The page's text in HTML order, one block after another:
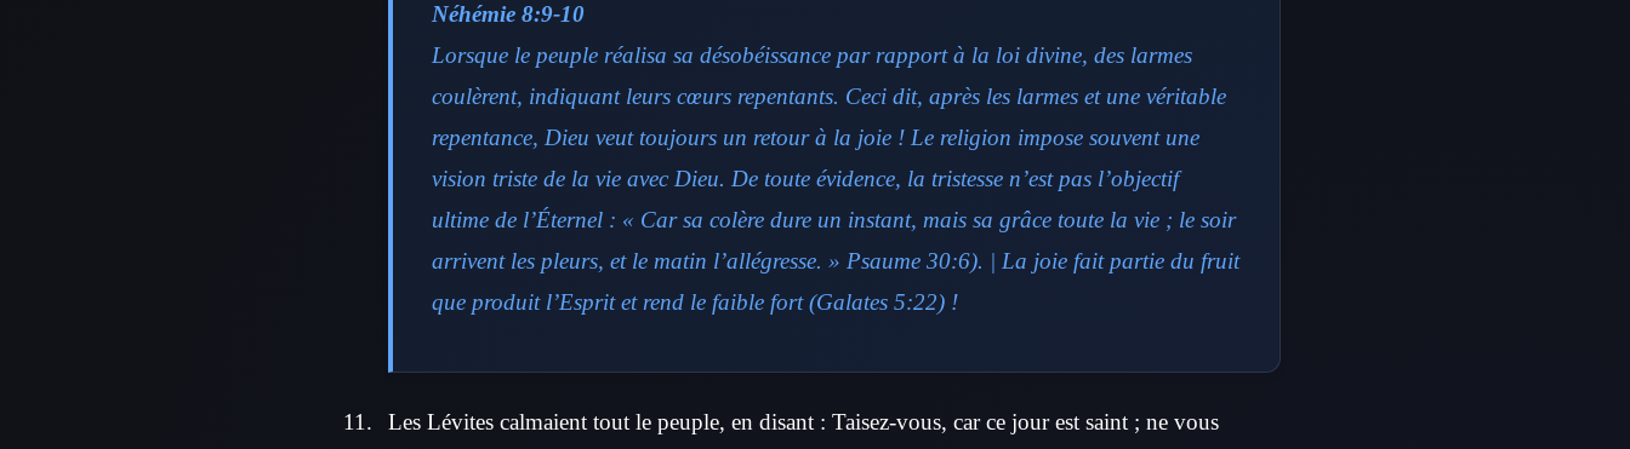
Néhémie 8:9-10
Lorsque le peuple réalisa sa désobéissance par rapport à la loi divine, des larmes
coulèrent, indiquant leurs cœurs repentants. Ceci dit, après les larmes et une véritable
repentance, Dieu veut toujours un retour à la joie ! Le religion impose souvent une
vision triste de la vie avec Dieu. De toute évidence, la tristesse n’est pas l’objectif
ultime de l’Éternel : « Car sa colère dure un instant, mais sa grâce toute la vie ; le soir
arrivent les pleurs, et le matin l’allégresse. » Psaume 30:6). | La joie fait partie du fruit
que produit l’Esprit et rend le faible fort (Galates 5:22) !
Les Lévites calmaient tout le peuple, en disant : Taisez-vous, car ce jour est saint ; ne vous